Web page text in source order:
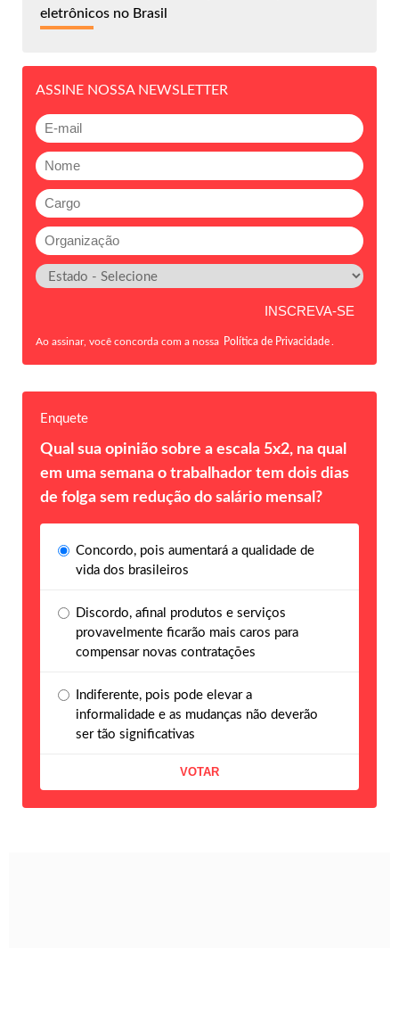
eletrônicos no Brasil
ASSINE NOSSA NEWSLETTER
Ao assinar, você concorda com a nossa Política de Privacidade
Enquete
Qual sua opinião sobre a escala 5x2, na qual
em uma semana o trabalhador tem dois dias
de folga sem redução do salário mensal?
Concordo, pois aumentará a qualidade de
vida dos brasileiros
Discordo, afinal produtos e serviços
provavelmente ficarão mais caros para
compensar novas contratações
Indiferente, pois pode elevar a
informalidade e as mudanças não deverão
ser tão significativas